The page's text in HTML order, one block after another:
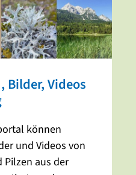
Bilder, Videos
können
und Videos von
Pilzen aus der